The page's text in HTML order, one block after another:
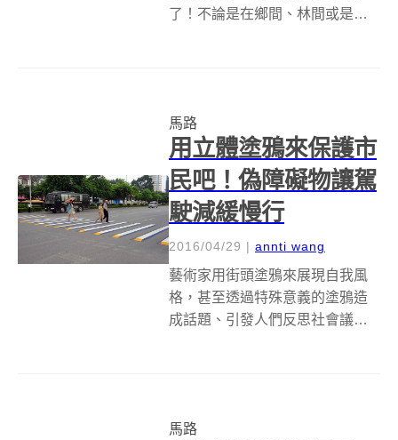
了！不論是在鄉間、林間或是市
讓騎腳踏車變成一件舒服...
馬路
用立體塗鴉來保護市
民吧！偽障礙物讓駕
駛減緩慢行
2016/04/29 | annti wang
藝術家用街頭塗鴉來展現自我風
格，甚至透過特殊意義的塗鴉造
成話題、引發人們反思社會議
真的很引人注目，駕駛想要不發
馬路